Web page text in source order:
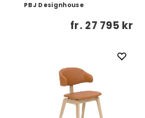
PBJ Designhouse
fr. 27 795 kr